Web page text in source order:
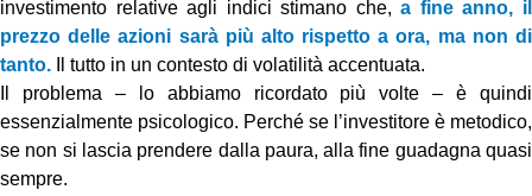
investimento relative agli indici stimano che,a fine anno, il
prezzo delle azioni sarà più alto rispetto a ora, ma non di
tanto. Il tutto in un contesto di volatilità accentuata.
Il problema – lo abbiamo ricordato più volte – è quindi
essenzialmente psicologico. Perché se l’investitore è metodico,
se non si lascia prendere dalla paura, alla fine guadagna quasi
sempre.